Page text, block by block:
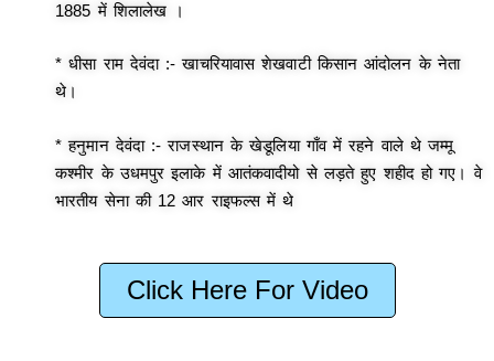
1885 में शिलालेख ।
* धीसा राम देवंदा :- खाचरियावास शेखवाटी किसान आंदोलन के नेता
थे।
* हनुमान देवंदा :- राजस्थान के खेडूलिया गाँव में रहने वाले थे जम्मू
कश्मीर के उधमपुर इलाके में आतंकवादीयो से लड़ते हुए शहीद हो गए। वे
भारतीय सेना की 12 आर राइफल्स में थे
Click Here For Video